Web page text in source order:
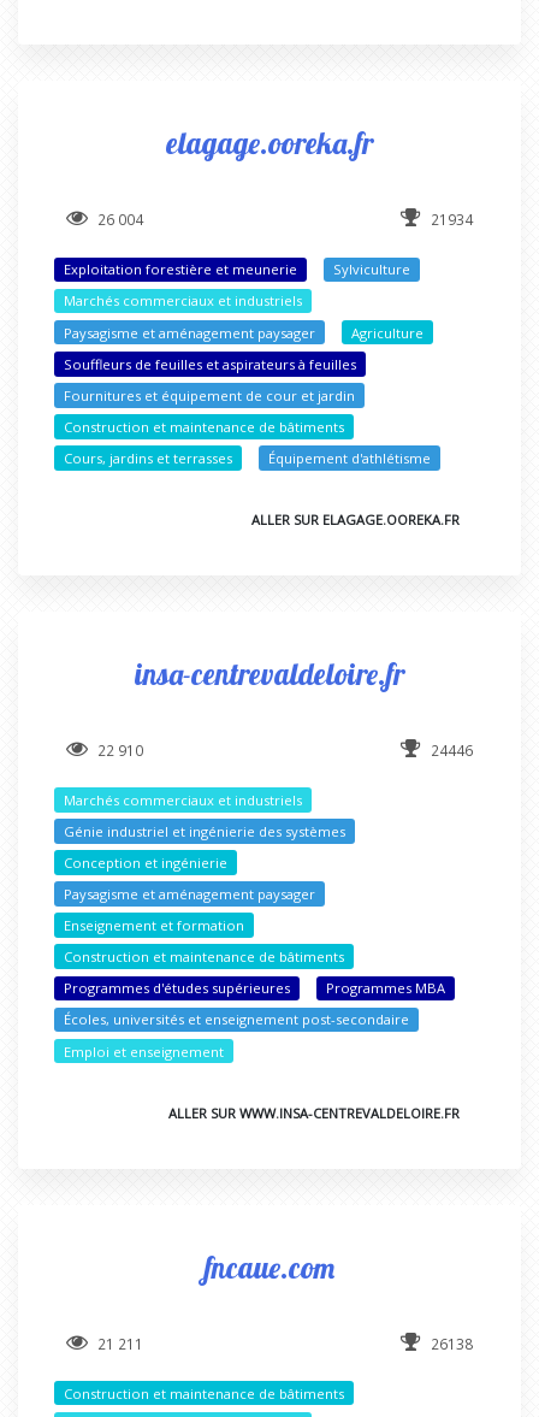
elagage.ooreka.fr
26 004 21934
Exploitation forestière et meunerie
Sylviculture
Marchés commerciaux et industriels
Paysagisme et aménagement paysager
Agriculture
Souffleurs de feuilles et aspirateurs à feuilles
Fournitures et équipement de cour et jardin
Construction et maintenance de bâtiments
Cours, jardins et terrasses
Équipement d'athlétisme
ALLER SUR ELAGAGE.OOREKA.FR
insa-centrevaldeloire.fr
22 910 24446
Marchés commerciaux et industriels
Génie industriel et ingénierie des systèmes
Conception et ingénierie
Paysagisme et aménagement paysager
Enseignement et formation
Construction et maintenance de bâtiments
Programmes d'études supérieures
Programmes MBA
Écoles, universités et enseignement post-secondaire
Emploi et enseignement
ALLER SUR WWW.INSA-CENTREVALDELOIRE.FR
fncaue.com
21 211 26138
Construction et maintenance de bâtiments